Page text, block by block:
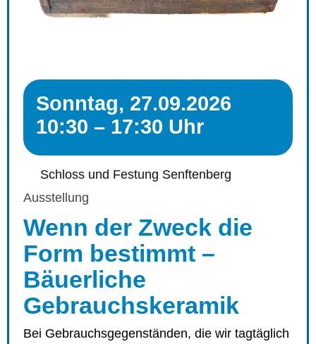
Sonntag, 27.09.2026
10:30 – 17:30 Uhr
Schloss und Festung Senftenberg
Ausstellung
Wenn der Zweck die
Form bestimmt –
Bäuerliche
Gebrauchskeramik
Bei Gebrauchsgegenständen, die wir tagtäglich